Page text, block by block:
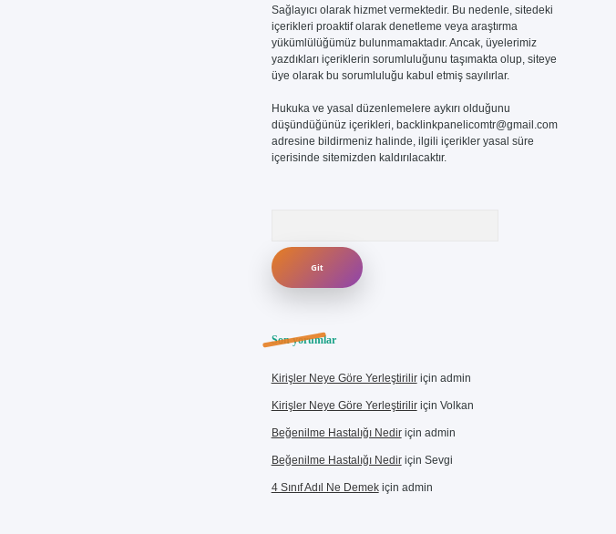
Sağlayıcı olarak hizmet vermektedir. Bu nedenle, sitedeki
içerikleri proaktif olarak denetleme veya araştırma
yükümlülüğümüz bulunmamaktadır. Ancak, üyelerimiz
yazdıkları içeriklerin sorumluluğunu taşımakta olup, siteye
üye olarak bu sorumluluğu kabul etmiş sayılırlar.
Hukuka ve yasal düzenlemelere aykırı olduğunu
düşündüğünüz içerikleri, backlinkpanelicomtr@gmail.com
adresine bildirmeniz halinde, ilgili içerikler yasal süre
içerisinde sitemizden kaldırılacaktır.
Son yorumlar
Kirişler Neye Göre Yerleştiriliriçin admin
Kirişler Neye Göre Yerleştiriliriçin Volkan
Beğenilme Hastalığı Nediriçin admin
Beğenilme Hastalığı Nediriçin Sevgi
4 Sınıf Adıl Ne Demekiçin admin